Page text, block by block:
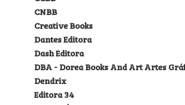
CNBB
Creative Books
Dantes Editora
Dash Editora
DBA - Dorea Books And Art Artes
Dendrix
Editora 34